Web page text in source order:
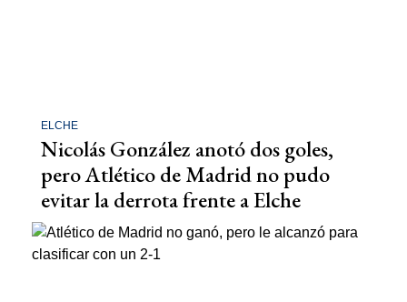
ELCHE
Nicolás González anotó dos goles,
pero Atlético de Madrid no pudo
evitar la derrota frente a Elche